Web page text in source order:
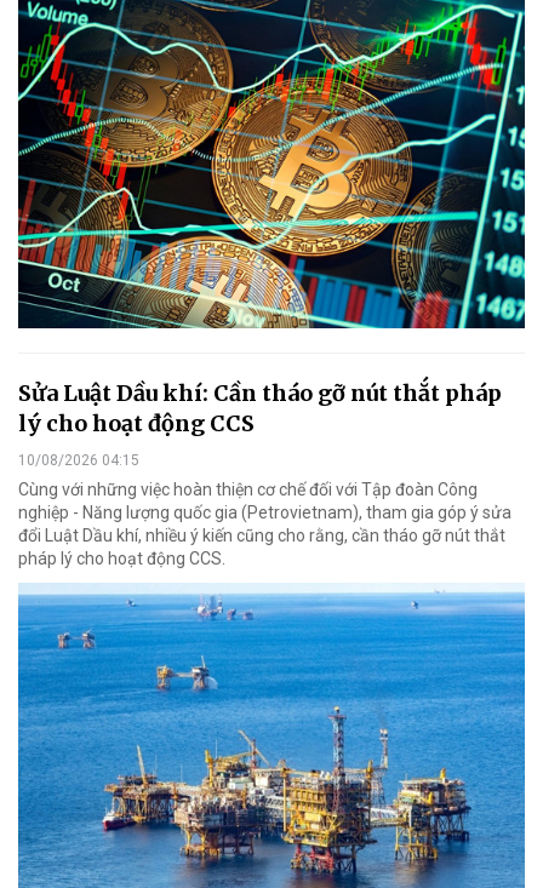
Sửa Luật Dầu khí: Cần tháo gỡ nút thắt pháp
lý cho hoạt động CCS
10/08/2026 04:15
Cùng với những việc hoàn thiện cơ chế đối với Tập đoàn Công
nghiệp - Năng lượng quốc gia (Petrovietnam), tham gia góp ý sửa
đổi Luật Dầu khí, nhiều ý kiến cũng cho rằng, cần tháo gỡ nút thắt
pháp lý cho hoạt động CCS.